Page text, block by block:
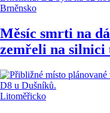
Brněnsko
Měsíc smrti na
zemřeli na
Litoměřicko